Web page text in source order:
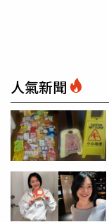
人氣新聞